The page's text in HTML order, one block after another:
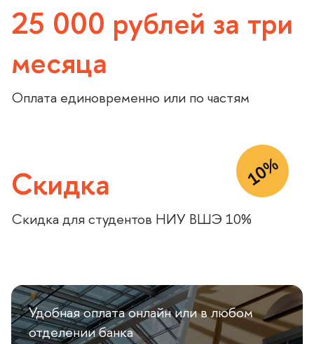
отстаю от курса. Для меня самой удивительно, что
три месяца назад я (филолог-германист, не имевший
ранее дела с романскими языками) даже не знала
итальянского алфавита, а сейчас могу что-то
слушать и понимать, не только учебные материалы,
но и , например, комментарии к видео в Ютубе и т.п.
25 000 рублей за три
месяца
Оплата единовременно или по частям
Скидка 10%
Скидка для студентов НИУ ВШЭ 10%
Удобная оплата онлайн или в любом
отделении банка